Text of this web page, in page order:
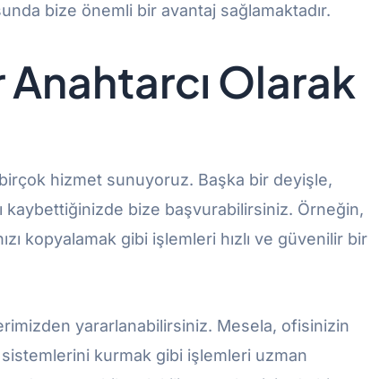
bize önemli bir avantaj sağlamaktadır.
Olarak
hizmet sunuyoruz. Başka bir deyişle,
kaybettiğinizde bize başvurabilirsiniz. Örneğin,
kopyalamak gibi işlemleri hızlı ve güvenilir bir
yararlanabilirsiniz. Mesela, ofisinizin
kurmak gibi işlemleri uzman